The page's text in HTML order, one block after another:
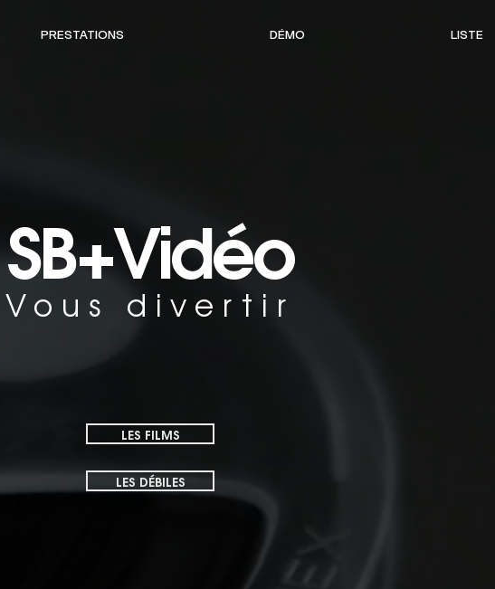
PRESTATIONS DÉMO LISTE
SB+Vidéo
Vous divertir
LES FILMS
LES DÉBILES